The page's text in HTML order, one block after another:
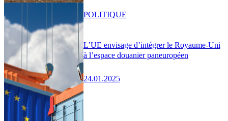
L’UE envisage d’intégrer le Royaume-Uni
à l’espace douanier paneuropéen
24.01.2025
POLITIQUE